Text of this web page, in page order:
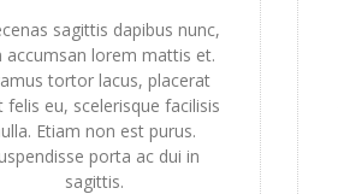
sagittis dapibus nunc,
accumsan lorem mattis et.
tortor lacus, placerat
felis eu, scelerisque facilisis
Etiam non est purus.
porta ac dui in
sagittis.